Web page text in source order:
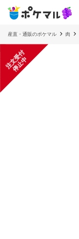
産直・通販のポケマル 肉
注
文
受
付
停
止
中